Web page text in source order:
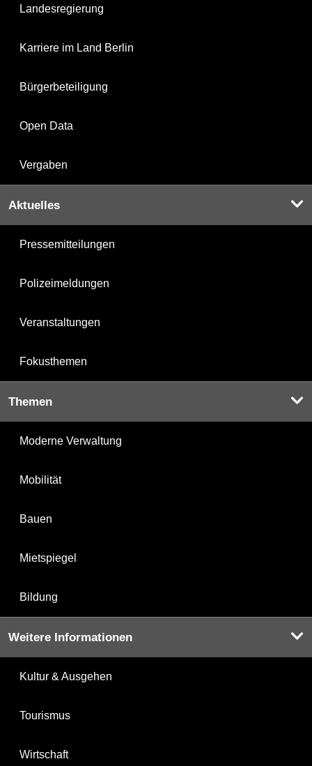
Landesregierung
Karriere im Land Berlin
Bürgerbeteiligung
Open Data
Vergaben
Aktuelles
Pressemitteilungen
Polizeimeldungen
Veranstaltungen
Fokusthemen
Themen
Moderne Verwaltung
Mobilität
Bauen
Mietspiegel
Bildung
Weitere Informationen
Kultur & Ausgehen
Tourismus
Wirtschaft